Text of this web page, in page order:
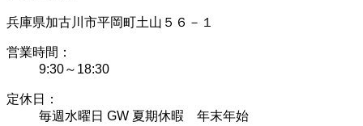
兵庫県加古川市平岡町土山５６－１
営業時間：
9:30～18:30
定休日：
毎週水曜日 GW 夏期休暇 年末年始